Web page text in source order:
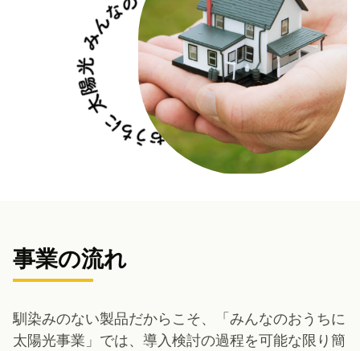
事業の流れ
馴染みのない製品だからこそ、「みんなのおうちに
太陽光事業」では、導入検討の過程を可能な限り簡